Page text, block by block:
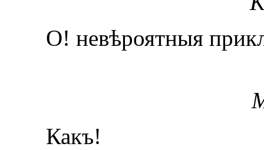
О! невѣроятныя
Какъ!